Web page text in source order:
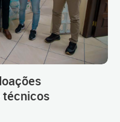
técnicos